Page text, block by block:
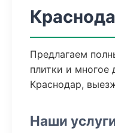
Предлагаем
плитки и многое
Краснодар,
Наши